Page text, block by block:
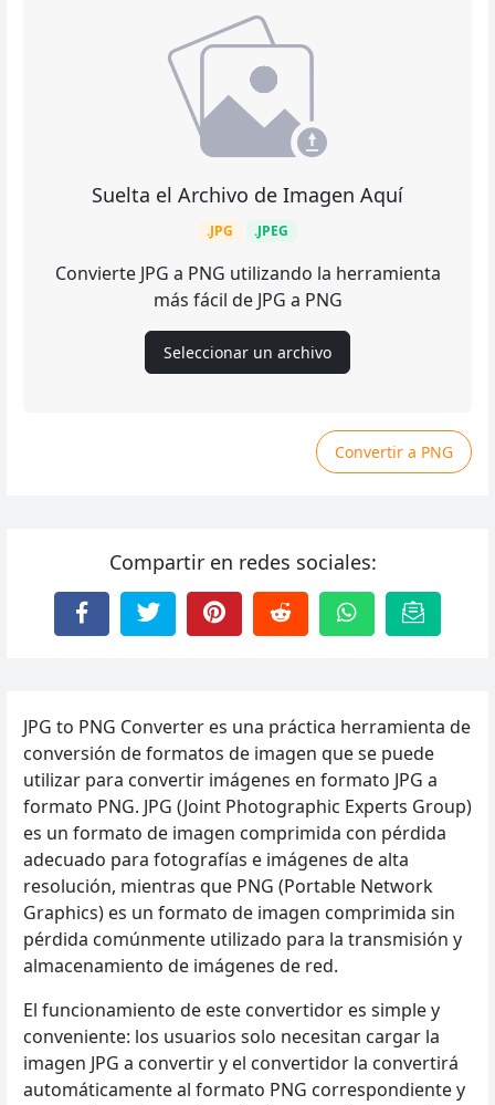
Suelta el Archivo de Imagen Aquí
.JPG .JPEG
Convierte JPG a PNG utilizando la herramienta
más fácil de JPG a PNG
Seleccionar un archivo
Convertir a PNG
Compartir en redes sociales:
JPG to PNG Converter es una práctica herramienta de
conversión de formatos de imagen que se puede
utilizar para convertir imágenes en formato JPG a
formato PNG. JPG (Joint Photographic Experts Group)
es un formato de imagen comprimida con pérdida
adecuado para fotografías e imágenes de alta
resolución, mientras que PNG (Portable Network
Graphics) es un formato de imagen comprimida sin
pérdida comúnmente utilizado para la transmisión y
almacenamiento de imágenes de red.
El funcionamiento de este convertidor es simple y
conveniente: los usuarios solo necesitan cargar la
imagen JPG a convertir y el convertidor la convertirá
automáticamente al formato PNG correspondiente y